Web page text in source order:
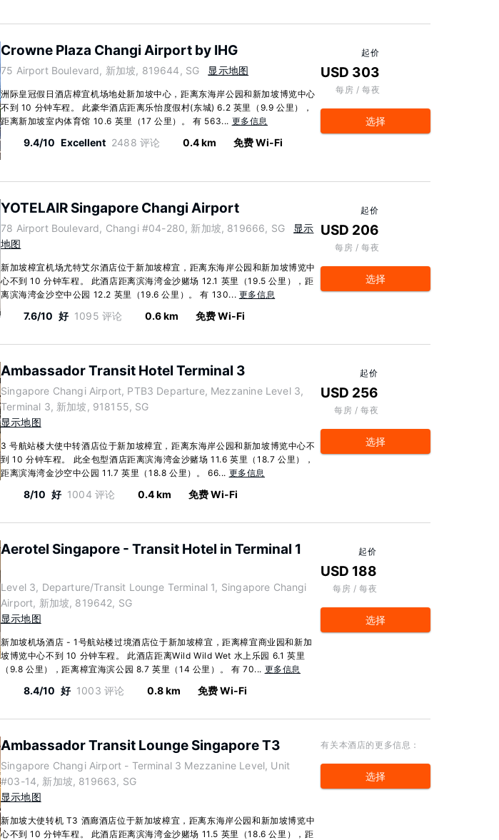
Crowne Plaza Changi Airport by IHG
75 Airport Boulevard, 新加坡, 819644, SG 显示地图
洲际皇冠假日酒店樟宜机场地处新加坡中心，距离东海岸公园和新加坡博览中心
不到 10 分钟车程。 此豪华酒店距离乐怡度假村(东城) 6.2 英里（9.9 公里），
距离新加坡室内体育馆 10.6 英里（17 公里）。 有 563... 更多信息
9.4/10 Excellent 2488 评论 0.4 km 免费 Wi-Fi
起价
USD 303
每房 / 每夜
选择
YOTELAIR Singapore Changi Airport
78 Airport Boulevard, Changi #04-280, 新加坡, 819666, SG
显示
地图
新加坡樟宜机场尤特艾尔酒店位于新加坡樟宜，距离东海岸公园和新加坡博览中
心不到 10 分钟车程。 此酒店距离滨海湾金沙赌场 12.1 英里（19.5 公里），距
离滨海湾金沙空中公园 12.2 英里（19.6 公里）。 有 130... 更多信息
7.6/10 好 1095 评论 0.6 km 免费 Wi-Fi
起价
USD 206
每房 / 每夜
选择
Ambassador Transit Hotel Terminal 3
Singapore Changi Airport, PTB3 Departure, Mezzanine Level 3,
Terminal 3, 新加坡, 918155, SG
显示地图
3 号航站楼大使中转酒店位于新加坡樟宜，距离东海岸公园和新加坡博览中心不
到 10 分钟车程。 此全包型酒店距离滨海湾金沙赌场 11.6 英里（18.7 公里），
距离滨海湾金沙空中公园 11.7 英里（18.8 公里）。 66... 更多信息
8/10 好 1004 评论 0.4 km 免费 Wi-Fi
起价
USD 256
每房 / 每夜
选择
Aerotel Singapore - Transit Hotel in Terminal 1
Level 3, Departure/Transit Lounge Terminal 1, Singapore Changi
Airport, 新加坡, 819642, SG
显示地图
新加坡机场酒店 - 1号航站楼过境酒店位于新加坡樟宜，距离樟宜商业园和新加
坡博览中心不到 10 分钟车程。 此酒店距离Wild Wild Wet 水上乐园 6.1 英里
（9.8 公里），距离樟宜海滨公园 8.7 英里（14 公里）。 有 70... 更多信息
8.4/10 好 1003 评论 0.8 km 免费 Wi-Fi
起价
USD 188
每房 / 每夜
选择
Ambassador Transit Lounge Singapore T3
Singapore Changi Airport - Terminal 3 Mezzanine Level, Unit
#03-14, 新加坡, 819663, SG
显示地图
新加坡大使转机 T3 酒廊酒店位于新加坡樟宜，距离东海岸公园和新加坡博览中
心不到 10 分钟车程。 此酒店距离滨海湾金沙赌场 11.5 英里（18.6 公里），距
有关本酒店的更多信息：
选择